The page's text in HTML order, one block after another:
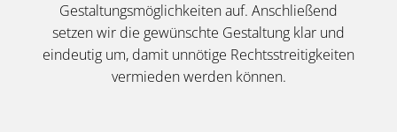
Gestaltungs­möglichkeiten auf. Anschließend
setzen wir die gewünschte Gestaltung klar und
eindeutig um, damit unnötige Rechts­strei­tig­keiten
vermieden werden können.